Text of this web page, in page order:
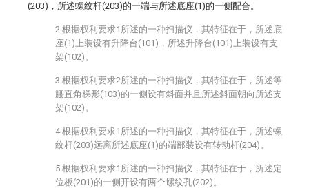
(203)，所述螺纹杆(203)的一端与所述底座(1)的一侧配合。
2.根据权利要求1所述的一种扫描仪，其特征在于，所述底
座(1)上装设有升降台(101)，所述升降台(101)上装设有支
架(102)。
3.根据权利要求2所述的一种扫描仪，其特征在于，所述等
腰直角梯形(103)的一侧设有斜面并且所述斜面朝向所述支
架(102)。
4.根据权利要求1所述的一种扫描仪，其特征在于，所述螺
纹杆(203)远离所述底座(1)的端部装设有转动杆(204)。
5.根据权利要求1所述的一种扫描仪，其特征在于，所述定
位板(201)的一侧开设有两个螺纹孔(202)。